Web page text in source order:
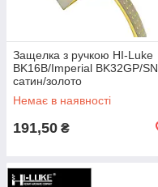
Защелка з ручкою HI-Luke
BK16B/Imperial BK32GP/SN
сатин/золото
Немає в наявності
191,50 ₴